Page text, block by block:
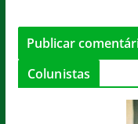
Colunistas